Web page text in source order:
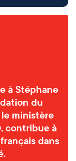
à Stéphane
du
ministère
contribue à
dans